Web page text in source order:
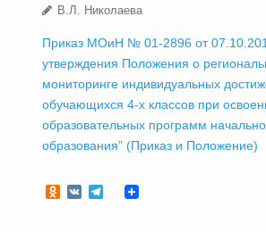
В.Л. Николаева
Приказ МОиН № 01-2896 от
утверждения Положения о
мониторинге индивидуальных
обучающихся 4-х классов при
образовательных программ
образования” (Приказ и Положение)
Odnoklassniki
VKTelegram